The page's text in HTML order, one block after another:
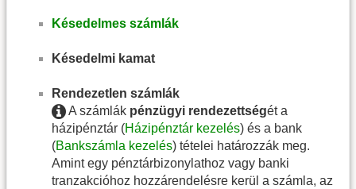
Késedelmes számlák
Késedelmi kamat
Rendezetlen számlák
A számlák pénzügyi rendezettségét a
házipénztár (Házipénztár kezelés) és a bank
(Bankszámla kezelés) tételei határozzák meg.
Amint egy pénztárbizonylathoz vagy banki
tranzakcióhoz hozzárendelésre kerül a számla, az